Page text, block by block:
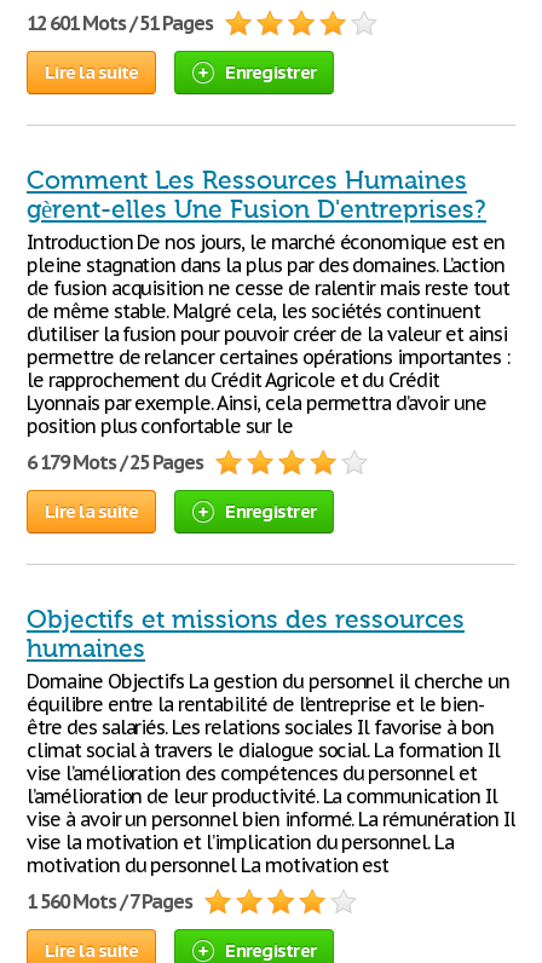
12 601 Mots / 51 Pages
Lire la suite Enregistrer
Comment Les Ressources Humaines
gèrent-elles Une Fusion D'entreprises?
Introduction De nos jours, le marché économique est en
pleine stagnation dans la plus par des domaines. L’action
de fusion acquisition ne cesse de ralentir mais reste tout
de même stable. Malgré cela, les sociétés continuent
d’utiliser la fusion pour pouvoir créer de la valeur et ainsi
permettre de relancer certaines opérations importantes :
le rapprochement du Crédit Agricole et du Crédit
Lyonnais par exemple. Ainsi, cela permettra d’avoir une
position plus confortable sur le
6 179 Mots / 25 Pages
Lire la suite Enregistrer
Objectifs et missions des ressources
humaines
Domaine Objectifs La gestion du personnel il cherche un
équilibre entre la rentabilité de l’entreprise et le bien-
être des salariés. Les relations sociales Il favorise à bon
climat social à travers le dialogue social. La formation Il
vise l’amélioration des compétences du personnel et
l’amélioration de leur productivité. La communication Il
vise à avoir un personnel bien informé. La rémunération Il
vise la motivation et l’implication du personnel. La
motivation du personnel La motivation est
1 560 Mots / 7 Pages
Lire la suite Enregistrer